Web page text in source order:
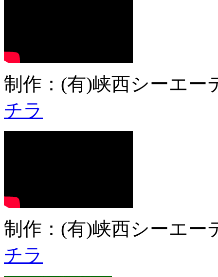
制作：(有)峡西シーエ
チラ
制作：(有)峡西シーエ
チラ